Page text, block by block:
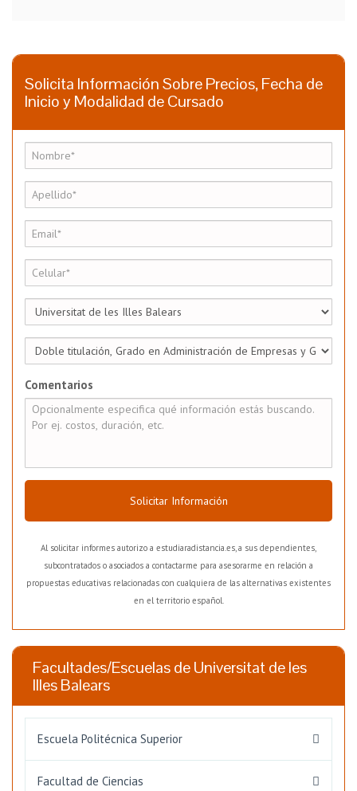
Solicita Información Sobre Precios, Fecha de
Inicio y Modalidad de Cursado
Comentarios
Solicitar Información
Al solicitar informes autorizo a estudiaradistancia.es, a sus dependientes,
subcontratados o asociados a contactarme para asesorarme en relación a
propuestas educativas relacionadas con cualquiera de las alternativas existentes
en el territorio español.
Facultades/Escuelas de Universitat de les
Illes Balears
Escuela Politécnica Superior
Facultad de Ciencias